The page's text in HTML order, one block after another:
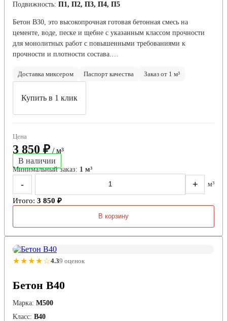
Подвижность: П1, П2, П3, П4, П5
Бетон B30, это высокопрочная готовая бетонная смесь на
цементе, воде, песке и щебне с указанным классом прочности
для монолитных работ с повышенными требованиями к
прочности и плотности состава.…
Доставка миксером Паспорт качества Заказ от 1 м³
Купить в 1 клик
Цена
3 850 ₽ / м³
В наличии
Минимальный заказ: 1 м³
- + м³
Итого: 3 850 ₽
В корзину
★★★★☆4.39 оценок
Бетон B40
Марка: М500
Класс: В40